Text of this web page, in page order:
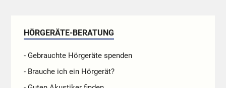
HÖRGERÄTE-BERATUNG
- Gebrauchte Hörgeräte spenden
- Brauche ich ein Hörgerät?